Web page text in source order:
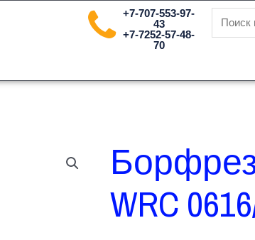
+7-707-553-97-
43
+7-7252-57-48-
70
Искать:
WRC